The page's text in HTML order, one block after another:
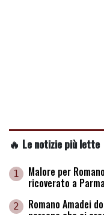
🔥 Le notizie più lette
1 Malore per
ricoverato a Parma
2 Romano Amadei